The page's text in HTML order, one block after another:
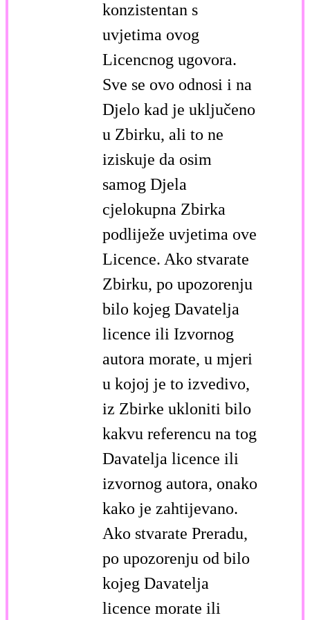
konzistentan s
uvjetima ovog
Licencnog ugovora.
Sve se ovo odnosi i na
Djelo kad je uključeno
u Zbirku, ali to ne
iziskuje da osim
samog Djela
cjelokupna Zbirka
podliježe uvjetima ove
Licence. Ako stvarate
Zbirku, po upozorenju
bilo kojeg Davatelja
licence ili Izvornog
autora morate, u mjeri
u kojoj je to izvedivo,
iz Zbirke ukloniti bilo
kakvu referencu na tog
Davatelja licence ili
izvornog autora, onako
kako je zahtijevano.
Ako stvarate Preradu,
po upozorenju od bilo
kojeg Davatelja
licence morate ili